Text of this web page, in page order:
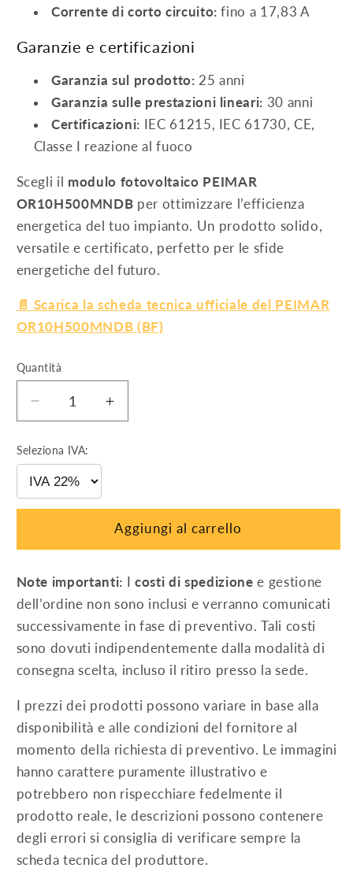
Corrente di corto circuito: fino a 17,83 A
Garanzie e certificazioni
Garanzia sul prodotto: 25 anni
Garanzia sulle prestazioni lineari: 30 anni
Certificazioni: IEC 61215, IEC 61730, CE,
Classe I reazione al fuoco
Scegli il modulo fotovoltaico PEIMAR
OR10H500MNDB per ottimizzare l’efficienza
energetica del tuo impianto. Un prodotto solido,
versatile e certificato, perfetto per le sfide
energetiche del futuro.
📄 Scarica la scheda tecnica ufficiale del PEIMAR
OR10H500MNDB (BF)
Quantità
Diminuisci
quantità
per
PEIMAR
OR10H500MNDB
(BF)
Aumenta
quantità
Seleziona IVA:
Aggiungi al carrello
Note importanti: Icosti di spedizione e gestione
dell’ordine non sono inclusi e verranno comunicati
successivamente in fase di preventivo. Tali costi
sono dovuti indipendentemente dalla modalità di
consegna scelta, incluso il ritiro presso la sede.
I prezzi dei prodotti possono variare in base alla
disponibilità e alle condizioni del fornitore al
momento della richiesta di preventivo. Le immagini
hanno carattere puramente illustrativo e
potrebbero non rispecchiare fedelmente il
prodotto reale, le descrizioni possono contenere
degli errori si consiglia di verificare sempre la
scheda tecnica del produttore.